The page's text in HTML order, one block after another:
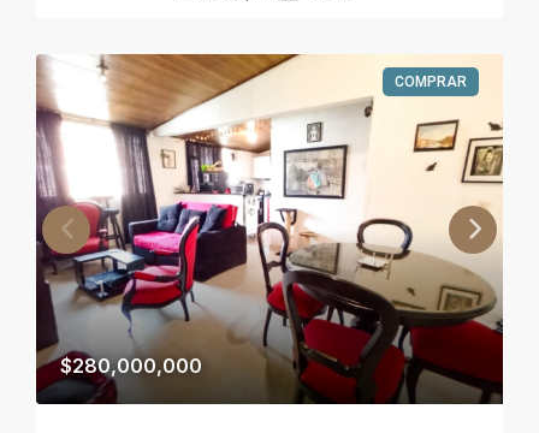
COMPRAR
$280,000,000